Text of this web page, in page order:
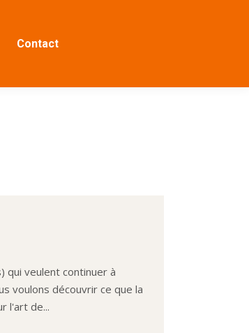
Contact
qui veulent continuer à
voulons découvrir ce que la
l'art de...